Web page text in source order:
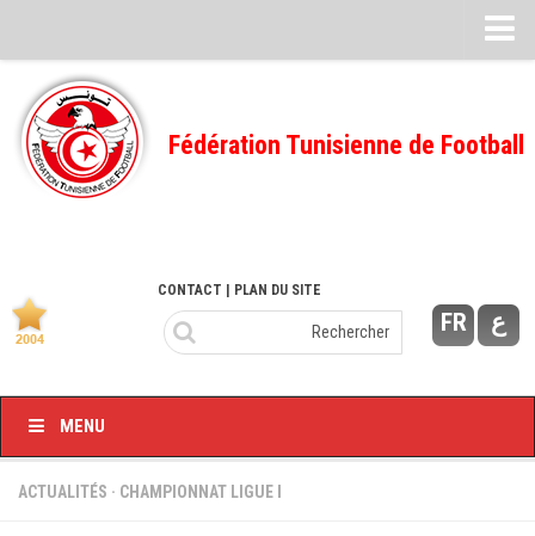
Feuille de match
FMI – 2022/2023
Ligue I – 2022/2023
Ligue I – 2020/2021
Ligue I – 2019/2020
Feuilles de match 2018/2019
Fédération Tunisienne de Football
FR ع
CONTACT | PLAN DU SITE
MENU
ACTUALITÉS · CHAMPIONNAT LIGUE I